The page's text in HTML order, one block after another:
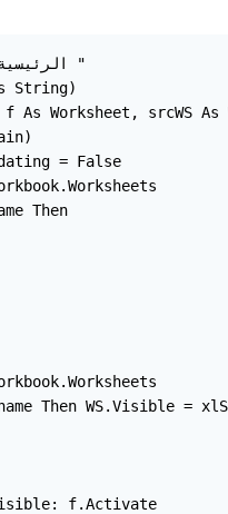
String)
As Worksheet, srcWS As
= False
Then
Then WS.Visible =
f.Activate